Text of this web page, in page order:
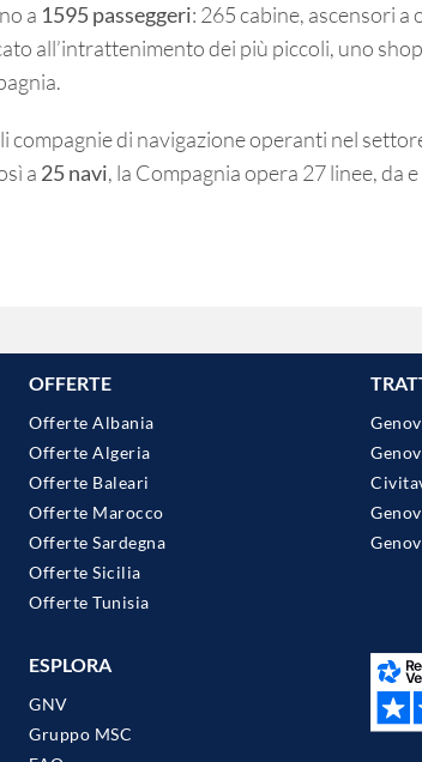
a 1595 passeggeri: 265 cabine, ascensori a
all’intrattenimento dei più piccoli, uno shop
di navigazione operanti nel
a 25 navi, la Compagnia opera 27 linee, da
OFFERTE
Offerte Albania
Offerte Algeria
Offerte Baleari
Offerte Marocco
Offerte Sardegna
Offerte Sicilia
Offerte Tunisia
ESPLORA
GNV
Gruppo MSC